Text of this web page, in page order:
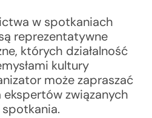
w spotkaniach
reprezentatywne
których działalność
kultury
może zapraszać
ekspertów związanych